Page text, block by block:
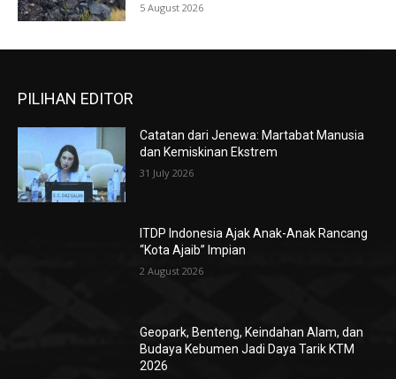
5 August 2026
PILIHAN EDITOR
Catatan dari Jenewa: Martabat Manusia
dan Kemiskinan Ekstrem
31 July 2026
ITDP Indonesia Ajak Anak-Anak Rancang
“Kota Ajaib” Impian
2 August 2026
Geopark, Benteng, Keindahan Alam, dan
Budaya Kebumen Jadi Daya Tarik KTM
2026